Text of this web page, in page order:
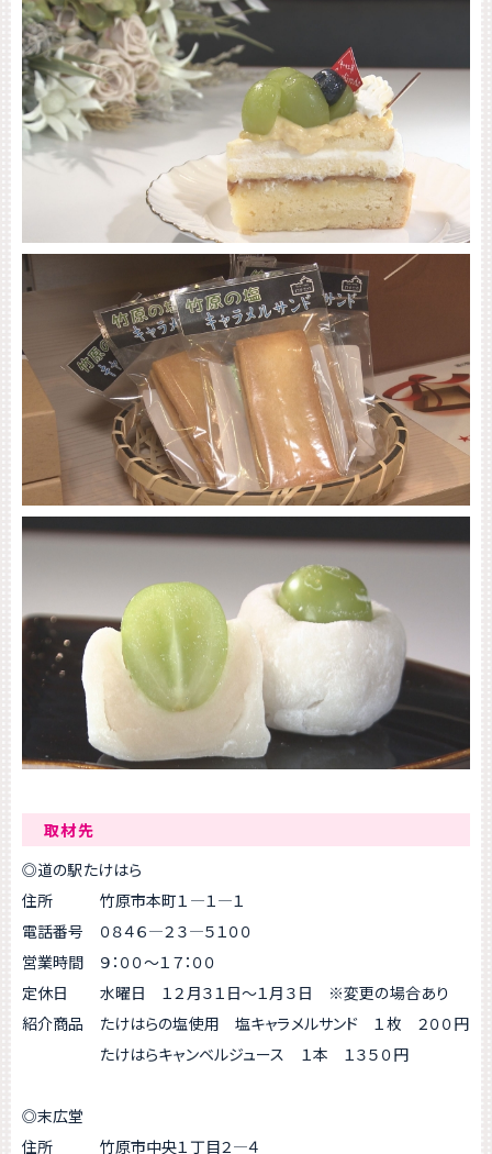
取材先
◎道の駅たけはら
住所 竹原市本町１―１―１
電話番号 ０８４６―２３―５１００
営業時間 ９：００～１７：００
定休日 水曜日 １２月３１日～１月３日 ※変更の場合あり
紹介商品 たけはらの塩使用 塩キャラメルサンド １枚 ２００円
たけはらキャンベルジュース １本 １３５０円
◎末広堂
住所 竹原市中央１丁目２―４